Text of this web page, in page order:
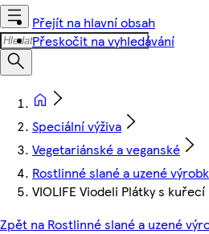
Přejít na hlavní obsah
Přeskočit na vyhledávání
Speciální výživa
Vegetariánské a veganské
Rostlinné slané a uzené
VIOLIFE Viodeli Plátky s
Zpět na Rostlinné slané a uzené